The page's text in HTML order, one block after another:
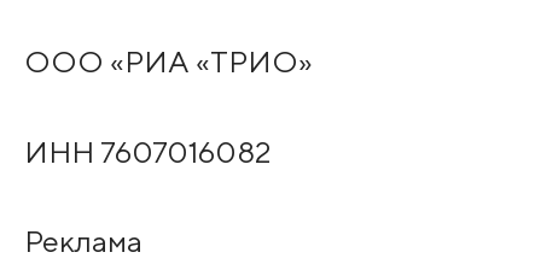
OOO «PИA «ТPИO»
ИHH 7607016082
Peклaмa